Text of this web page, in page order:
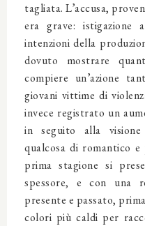
tagliata. L’accusa,
era grave: istigazione
intenzioni della
dovuto mostrare
compiere un’azione
giovani vittime di
invece registrato un
in seguito alla
qualcosa di romantico
prima stagione si
spessore, e con una
presente e passato,
colori più caldi per